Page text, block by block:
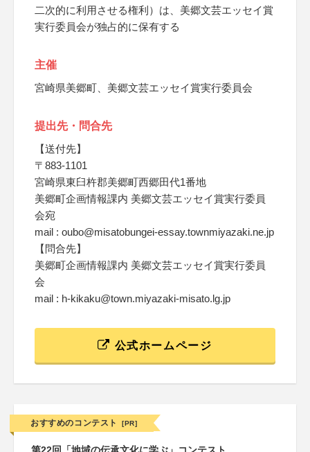
二次的に利用させる権利）は、美郷文芸エッセイ賞
実行委員会が独占的に保有する
主催
宮崎県美郷町、美郷文芸エッセイ賞実行委員会
提出先・問合先
【送付先】
〒883-1101
宮崎県東臼杵郡美郷町西郷田代1番地
美郷町企画情報課内 美郷文芸エッセイ賞実行委員
会宛
mail : oubo@misatobungei-essay.townmiyazaki.ne.jp
【問合先】
美郷町企画情報課内 美郷文芸エッセイ賞実行委員
会
mail : h-kikaku@town.miyazaki-misato.lg.jp
公式ホームページ
おすすめのコンテスト [PR]